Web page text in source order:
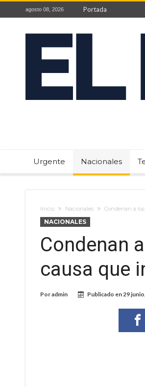
agosto 08, 2026 Portada
Urgente Nacionales
Inicio Nacionales Condenan a
NACIONALES
Condenan
causa que
Poradmin Publicado en29